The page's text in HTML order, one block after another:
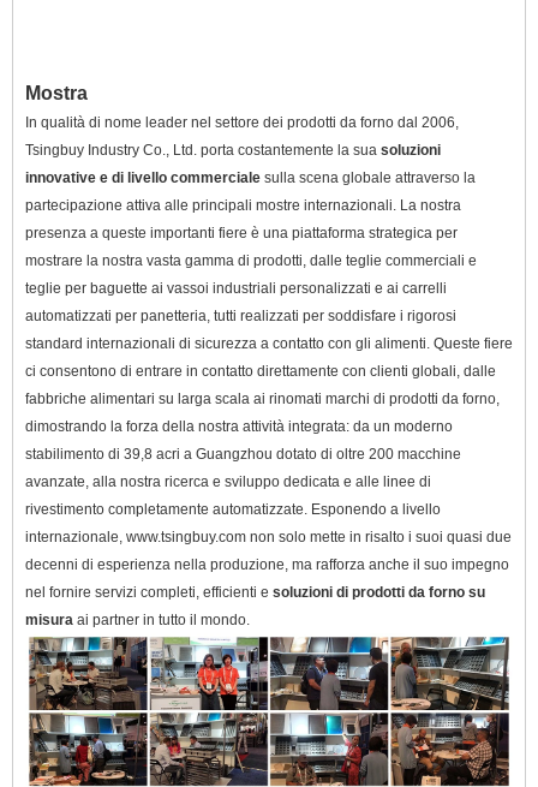
Mostra
In qualità di nome leader nel settore dei prodotti da forno dal 2006,
Tsingbuy Industry Co., Ltd. porta costantemente la sua soluzioni
innovative e di livello commerciale sulla scena globale attraverso la
partecipazione attiva alle principali mostre internazionali. La nostra
presenza a queste importanti fiere è una piattaforma strategica per
mostrare la nostra vasta gamma di prodotti, dalle teglie commerciali e
teglie per baguette ai vassoi industriali personalizzati e ai carrelli
automatizzati per panetteria, tutti realizzati per soddisfare i rigorosi
standard internazionali di sicurezza a contatto con gli alimenti. Queste fiere
ci consentono di entrare in contatto direttamente con clienti globali, dalle
fabbriche alimentari su larga scala ai rinomati marchi di prodotti da forno,
dimostrando la forza della nostra attività integrata: da un moderno
stabilimento di 39,8 acri a Guangzhou dotato di oltre 200 macchine
avanzate, alla nostra ricerca e sviluppo dedicata e alle linee di
rivestimento completamente automatizzate. Esponendo a livello
internazionale, www.tsingbuy.com non solo mette in risalto i suoi quasi due
decenni di esperienza nella produzione, ma rafforza anche il suo impegno
nel fornire servizi completi, efficienti e soluzioni di prodotti da forno su
misura ai partner in tutto il mondo.